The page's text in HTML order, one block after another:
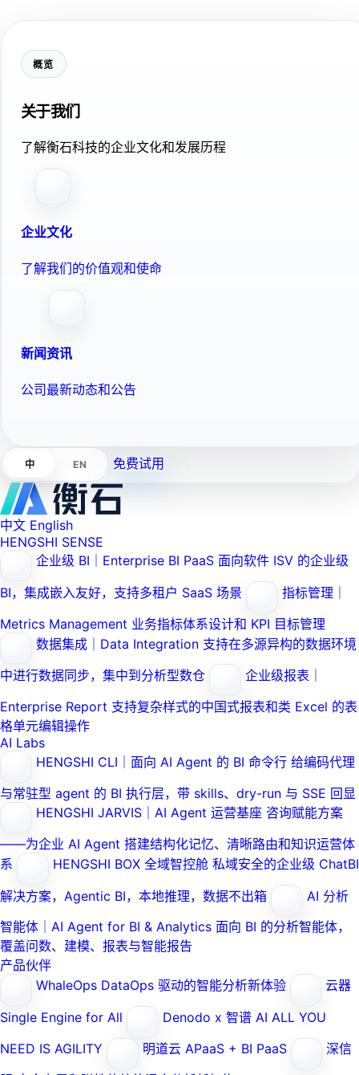
概览
关于我们
了解衡石科技的企业文化和发展历程
企业文化
了解我们的价值观和使命
新闻资讯
公司最新动态和公告
中 EN 免费试用
中文 English
HENGSHI SENSE
企业级 BI｜Enterprise BI PaaS 面向软件 ISV 的企业级
BI，集成嵌入友好，支持多租户 SaaS 场景
指标管理｜
Metrics Management 业务指标体系设计和 KPI 目标管理
数据集成｜Data Integration 支持在多源异构的数据环境
中进行数据同步，集中到分析型数仓
企业级报表｜
Enterprise Report 支持复杂样式的中国式报表和类 Excel 的表
格单元编辑操作
AI Labs
HENGSHI CLI｜面向 AI Agent 的 BI 命令行 给编码代理
与常驻型 agent 的 BI 执行层，带 skills、dry-run 与 SSE 回显
HENGSHI JARVIS｜AI Agent 运营基座 咨询赋能方案
——为企业 AI Agent 搭建结构化记忆、清晰路由和知识运营体
系
HENGSHI BOX 全域智控舱 私域安全的企业级 ChatBI
解决方案，Agentic BI，本地推理，数据不出箱
AI 分析
智能体｜AI Agent for BI & Analytics 面向 BI 的分析智能体，
覆盖问数、建模、报表与智能报告
产品伙伴
WhaleOps DataOps 驱动的智能分析新体验
云器
Single Engine for All
Denodo x 智谱 AI ALL YOU
NEED IS AGILITY
明道云 APaaS + BI PaaS
深信